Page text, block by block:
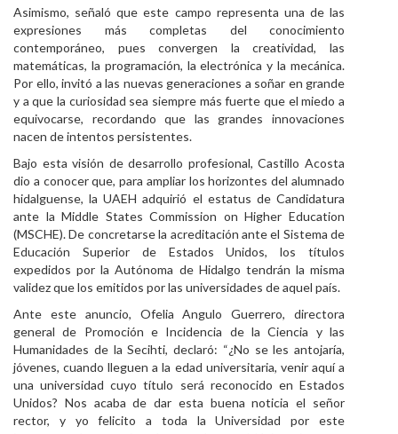
​Asimismo, señaló que este campo representa una de las
expresiones más completas del conocimiento
contemporáneo, pues convergen la creatividad, las
matemáticas, la programación, la electrónica y la mecánica.
Por ello, invitó a las nuevas generaciones a soñar en grande
y a que la curiosidad sea siempre más fuerte que el miedo a
equivocarse, recordando que las grandes innovaciones
nacen de intentos persistentes.
​Bajo esta visión de desarrollo profesional, Castillo Acosta
dio a conocer que, para ampliar los horizontes del alumnado
hidalguense, la UAEH adquirió el estatus de Candidatura
ante la Middle States Commission on Higher Education
(MSCHE). De concretarse la acreditación ante el Sistema de
Educación Superior de Estados Unidos, los títulos
expedidos por la Autónoma de Hidalgo tendrán la misma
validez que los emitidos por las universidades de aquel país.
​Ante este anuncio, Ofelia Angulo Guerrero, directora
general de Promoción e Incidencia de la Ciencia y las
Humanidades de la Secihti, declaró: “¿No se les antojaría,
jóvenes, cuando lleguen a la edad universitaria, venir aquí a
una universidad cuyo título será reconocido en Estados
Unidos? Nos acaba de dar esta buena noticia el señor
rector, y yo felicito a toda la Universidad por este